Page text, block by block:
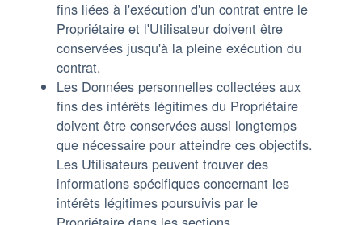
fins liées à l'exécution d'un contrat entre le
Propriétaire et l'Utilisateur doivent être
conservées jusqu'à la pleine exécution du
contrat.
Les Données personnelles collectées aux
fins des intérêts légitimes du Propriétaire
doivent être conservées aussi longtemps
que nécessaire pour atteindre ces objectifs.
Les Utilisateurs peuvent trouver des
informations spécifiques concernant les
intérêts légitimes poursuivis par le